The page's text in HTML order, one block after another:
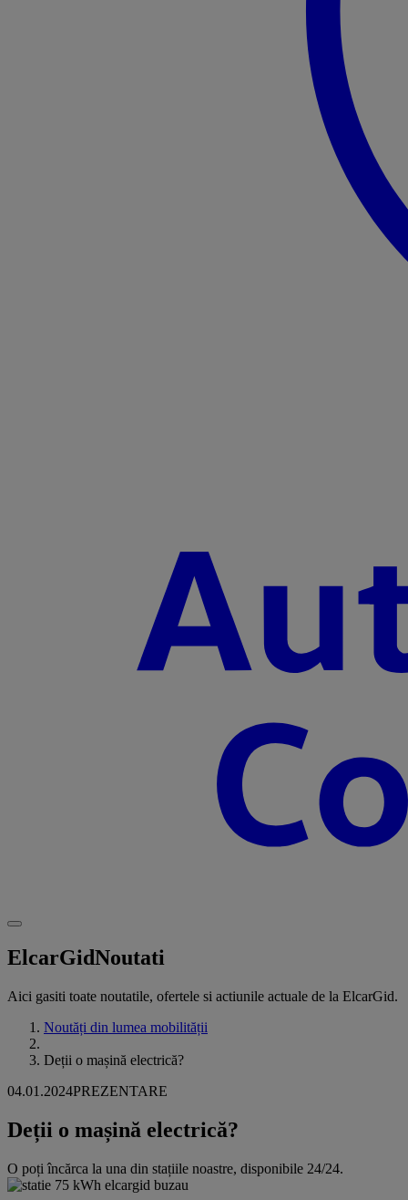
ElcarGidNoutati
Aici gasiti toate noutatile, ofertele si actiunile actuale de la ElcarGid.
Noutăți din lumea mobilității
Deții o mașină electrică?
04.01.2024PREZENTARE
Deții o mașină electrică?
O poți încărca la una din stațiile noastre, disponibile 24/24.